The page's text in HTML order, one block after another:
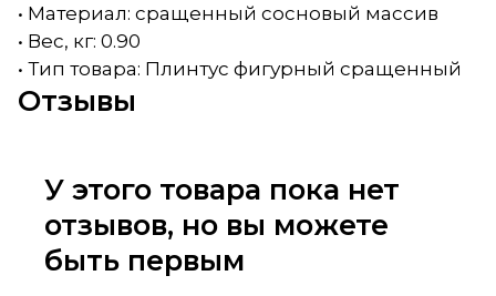
• Материал: сращенный сосновый массив
• Вес, кг: 0.90
• Тип товара: Плинтус фигурный сращенный
Отзывы
У этого товара пока нет
отзывов, но вы можете
быть первым